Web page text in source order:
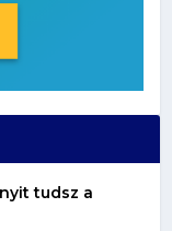
tudsz a